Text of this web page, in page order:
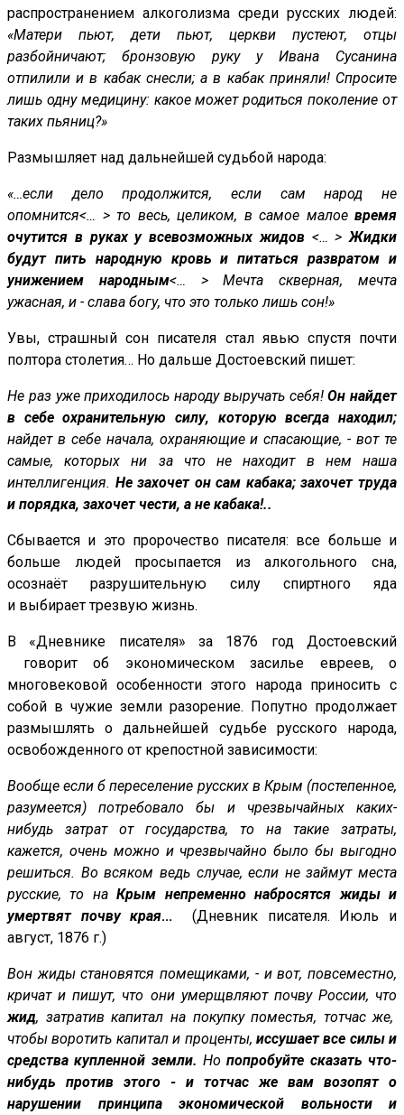
распространением алкоголизма среди русских людей:
«Матери пьют, дети пьют, церкви пустеют, отцы
разбойничают; бронзовую руку у Ивана Сусанина
отпилили и в кабак снесли; а в кабак приняли! Спросите
лишь одну медицину: какое может родиться поколение от
таких пьяниц?»
Размышляет над дальнейшей судьбой народа:
«…если дело продолжится, если сам народ не
опомнится<… > то весь, целиком, в самое малое время
очутится в руках у всевозможных жидов<… >Жидки
будут пить народную кровь и питаться развратом и
унижением народным<… > Мечта скверная, мечта
ужасная, и - слава богу, что это только лишь сон!»
Увы, страшный сон писателя стал явью спустя почти
полтора столетия… Но дальше Достоевский пишет:
Не раз уже приходилось народу выручать себя!Он найдет
в себе охранительную силу, которую всегда находил;
найдет в себе начала, охраняющие и спасающие, - вот те
самые, которых ни за что не находит в нем наша
интеллигенция. Не захочет он сам кабака; захочет труда
и порядка, захочет чести, а не кабака!..
Сбывается и это пророчество писателя: все больше и
больше людей просыпается из алкогольного сна,
осознаёт разрушительную силу спиртного яда
и выбирает трезвую жизнь.
В «Дневнике писателя» за 1876 год Достоевский
говорит об экономическом засилье евреев, о
многовековой особенности этого народа приносить с
собой в чужие земли разорение. Попутно продолжает
размышлять о дальнейшей судьбе русского народа,
освобожденного от крепостной зависимости:
Вообще если б переселение русских в Крым (постепенное,
разумеется) потребовало бы и чрезвычайных каких-
нибудь затрат от государства, то на такие затраты,
кажется, очень можно и чрезвычайно было бы выгодно
решиться. Во всяком ведь случае, если не займут места
русские, то наКрым непременно набросятся жиды и
умертвят почву края... (Дневник писателя. Июль и
август, 1876 г.)
Вон жиды становятся помещиками, - и вот, повсеместно,
кричат и пишут, что они умерщвляют почву России, что
жид, затратив капитал на покупку поместья, тотчас же,
чтобы воротить капитал и проценты, иссушает все силы и
средства купленной земли. Нопопробуйте сказать что-
нибудь против этого - и тотчас же вам возопят о
нарушении принципа экономической вольности и